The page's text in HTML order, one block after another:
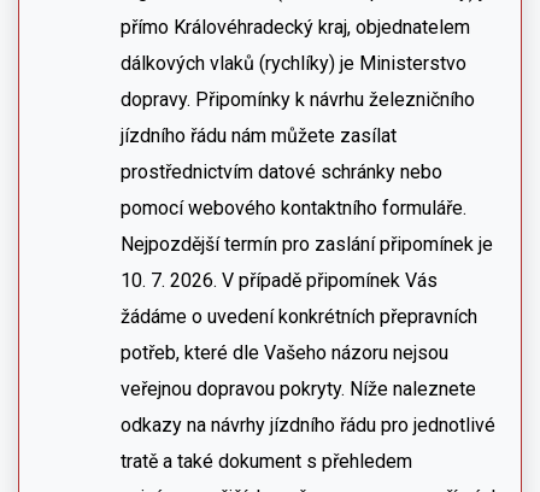
přímo Královéhradecký kraj, objednatelem
dálkových vlaků (rychlíky) je Ministerstvo
dopravy. Připomínky k návrhu železničního
jízdního řádu nám můžete zasílat
prostřednictvím datové schránky nebo
pomocí webového kontaktního formuláře.
Nejpozdější termín pro zaslání připomínek je
10. 7. 2026. V případě připomínek Vás
žádáme o uvedení konkrétních přepravních
potřeb, které dle Vašeho názoru nejsou
veřejnou dopravou pokryty. Níže naleznete
odkazy na návrhy jízdního řádu pro jednotlivé
tratě a také dokument s přehledem